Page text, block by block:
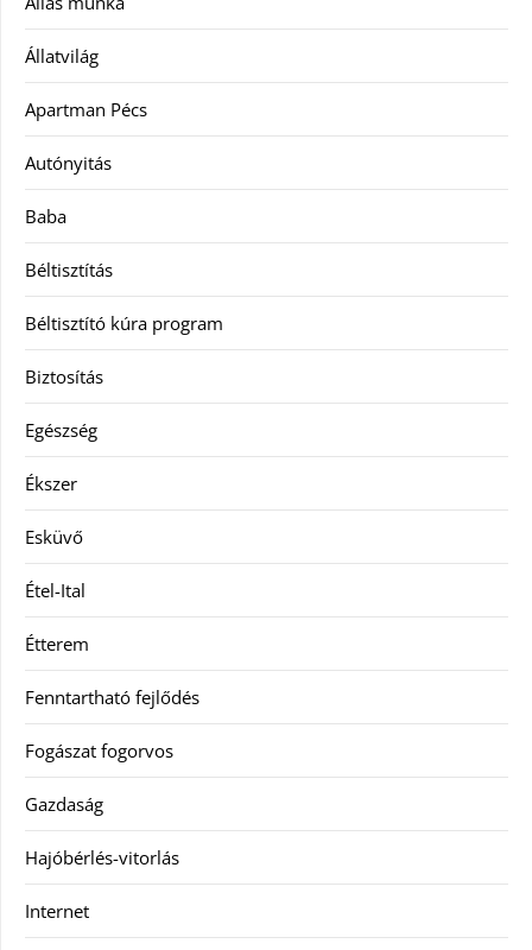
Állatvilág
Apartman Pécs
Autónyitás
Baba
Béltisztítás
Béltisztító kúra program
Biztosítás
Egészség
Ékszer
Esküvő
Étel-Ital
Étterem
Fenntartható fejlődés
Fogászat fogorvos
Gazdaság
Hajóbérlés-vitorlás
Internet